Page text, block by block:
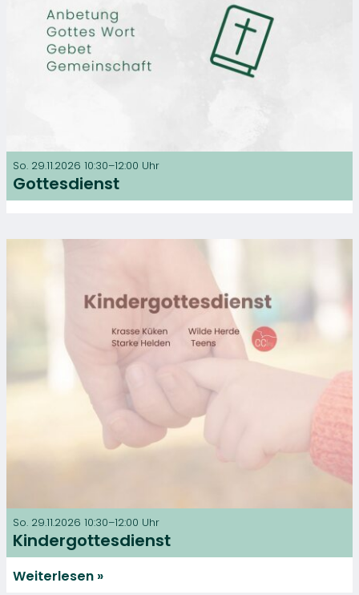
So. 29.11.2026 10:30–12:00 Uhr
Gottesdienst
So. 29.11.2026 10:30–12:00 Uhr
Kindergottesdienst
Weiterlesen